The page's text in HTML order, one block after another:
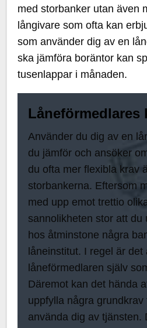
med storbanker utan även
långivare som ofta kan
som använder dig av en
ska jämföra boräntor kan
tusenlappar i månaden.
Låneförmedlares
Använder du dig av en
du jämför och ansöker
du ofta mer flexibla krav
storbankerna. Eftersom
med upp emot trettio
sannolikheten stor att du
hos åtminstone några
låneinstitut. I regel är det
låneförmedlaren själv
Däremot kan det hända
uppfylla några grundkrav
använda dig av tjänsten.